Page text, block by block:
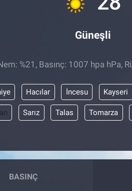
Güneşli
%21, Basınç: 1007 hpa hPa,
Hacılar İncesu Kayseri
Sarız Talas Tomarza
BASINÇ